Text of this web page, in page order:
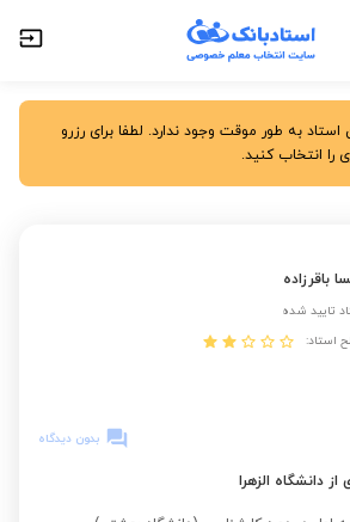
استاد به طور موقت وجود ندارد. لطفا برای رزرو
را انتخاب کنید.
باقرزاده
تایید شده
استاد:
بدون دیدگاه
دانشگاه الزهرا